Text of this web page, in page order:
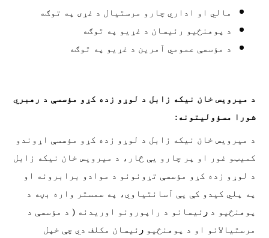
مالي او اداري چارو مرستیال د غړی په توګه
د پوهنځیو رئیسان د غړیو په توګه
د مؤسسې عمومي آمرين د غړیو په توګه
د میرویس خان نیکه زابل د لوړو زده کړو مؤسسې د رهبري
شورا مسؤولیتونه:
د میرویس خان نیکه زابل د لوړو زده کړو مؤسسې اړوندو
کمیټو غور او پر چارو یې څار، د میرویس خان نیکه زابل
د لوړو زده کړو مؤسسې تړونونو د موادو برابرونه او
په پلي کیدو کې یې آسانتیاوي، په سمستر واره بڼه د
پوهنځیو د ر ئیسانو د راپورونو اوریدنه ( د مؤسسې د
مرستیالانو او د پوهنځیو ر ئیسان مکلف دي چې خپل